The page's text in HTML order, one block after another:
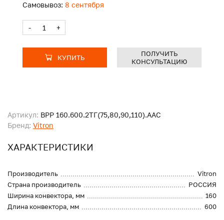
Артикул: ВРР 160.600.2ТГ(75,80,90,110).ААС
Бренд: Vitron
ХАРАКТЕРИСТИКИ
Производитель
Vitron
Страна производитель
РОССИЯ
Ширина конвектора, мм
160
Длина конвектора, мм
600
Самовывоз: 8 сентября
- +
КУПИТЬ
ПОЛУЧИТЬ
КОНСУЛЬТАЦИЮ